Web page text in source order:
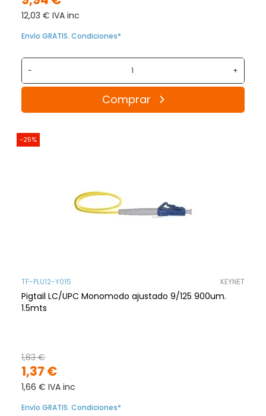
12,03 € IVA inc
Envío GRATIS. Condiciones*
- +
Comprar
-25%
TF-PLU12-Y015 KEYNET
Pigtail LC/UPC Monomodo ajustado 9/125 900um.
1.5mts
1,37 €
1,83 €
1,66 € IVA inc
Envío GRATIS. Condiciones*